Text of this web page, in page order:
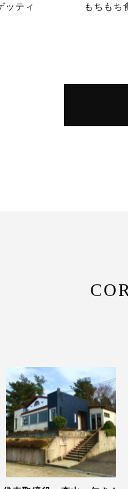
ッティ
もちもち